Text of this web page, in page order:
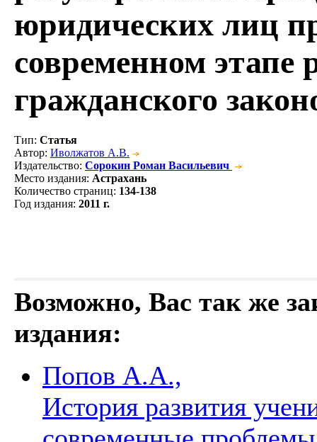
юридических лиц
современном этапе
гражданского
Тип: Статья
Автор: Иволжатов А.В.
Издательство: Сорокин Роман Васильевич
Место издания: Астрахань
Количество страниц: 134-138
Год издания: 2011 г.
Возможно, Вас так же
издания:
Попов А.А.,
История развития